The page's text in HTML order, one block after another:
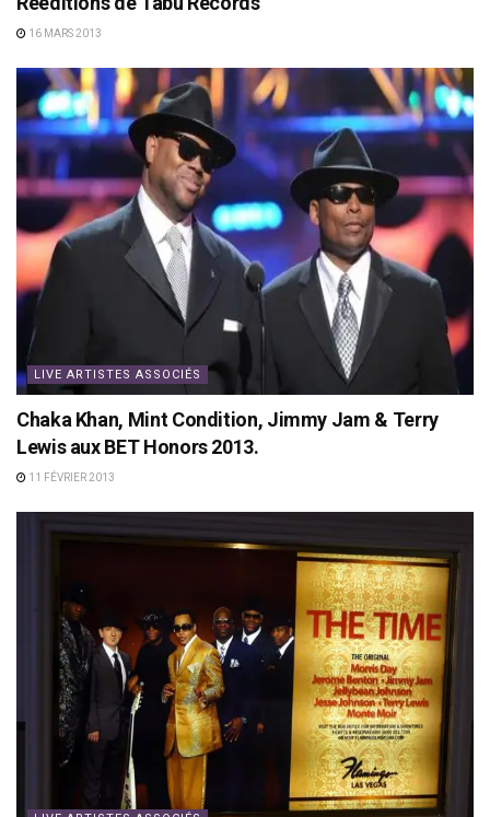
16 MARS 2013
LIVE ARTISTES ASSOCIÉS
Chaka Khan, Mint Condition, Jimmy Jam & Terry
Lewis aux BET Honors 2013.
11 FÉVRIER 2013